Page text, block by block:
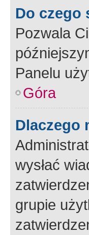
Do czego
Pozwala
Panelu
Góra
Dlaczego
wysłać
grupie